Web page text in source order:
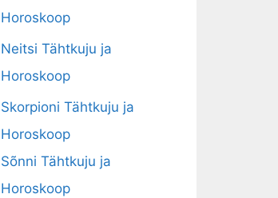
Horoskoop
Neitsi Tähtkuju ja
Horoskoop
Skorpioni Tähtkuju ja
Horoskoop
Sõnni Tähtkuju ja
Horoskoop